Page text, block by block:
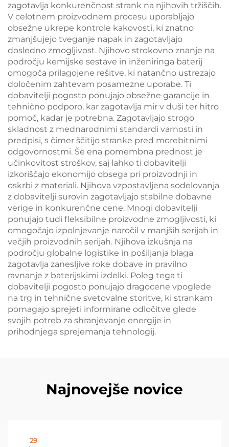
zagotavlja konkurenčnost strank na njihovih tržiščih.
V celotnem proizvodnem procesu uporabljajo
obsežne ukrepe kontrole kakovosti, ki znatno
zmanjšujejo tveganje napak in zagotavljajo
dosledno zmogljivost. Njihovo strokovno znanje na
področju kemijske sestave in inženiringa baterij
omogoča prilagojene rešitve, ki natančno ustrezajo
določenim zahtevam posamezne uporabe. Ti
dobavitelji pogosto ponujajo obsežne garancije in
tehnično podporo, kar zagotavlja mir v duši ter hitro
pomoč, kadar je potrebna. Zagotavljajo strogo
skladnost z mednarodnimi standardi varnosti in
predpisi, s čimer ščitijo stranke pred morebitnimi
odgovornostmi. Še ena pomembna prednost je
učinkovitost stroškov, saj lahko ti dobavitelji
izkoriščajo ekonomijo obsega pri proizvodnji in
oskrbi z materiali. Njihova vzpostavljena sodelovanja
z dobavitelji surovin zagotavljajo stabilne dobavne
verige in konkurenčne cene. Mnogi dobavitelji
ponujajo tudi fleksibilne proizvodne zmogljivosti, ki
omogočajo izpolnjevanje naročil v manjših serijah in
večjih proizvodnih serijah. Njihova izkušnja na
področju globalne logistike in pošiljanja blaga
zagotavlja zanesljive roke dobave in pravilno
ravnanje z baterijskimi izdelki. Poleg tega ti
dobavitelji pogosto ponujajo dragocene vpoglede
na trg in tehnične svetovalne storitve, ki strankam
pomagajo sprejeti informirane odločitve glede
svojih potreb za shranjevanje energije in
prihodnjega sprejemanja tehnologij.
Najnovejše novice
29